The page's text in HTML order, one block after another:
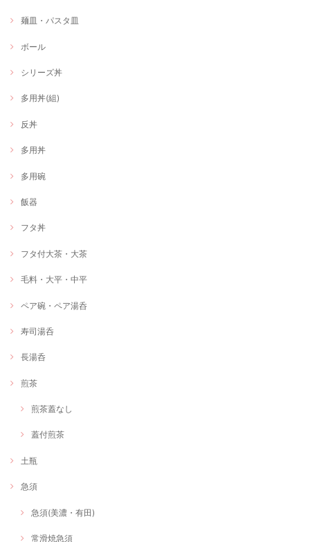
麺皿・パスタ皿
ボール
シリーズ丼
多用丼(組)
反丼
多用丼
多用碗
飯器
フタ丼
フタ付大茶・大茶
毛料・大平・中平
ペア碗・ペア湯呑
寿司湯呑
長湯呑
煎茶
煎茶蓋なし
蓋付煎茶
土瓶
急須
急須(美濃・有田)
常滑焼急須